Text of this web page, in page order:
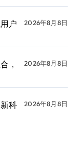
户
2026年8月8日
，
2026年8月8日
科
2026年8月8日